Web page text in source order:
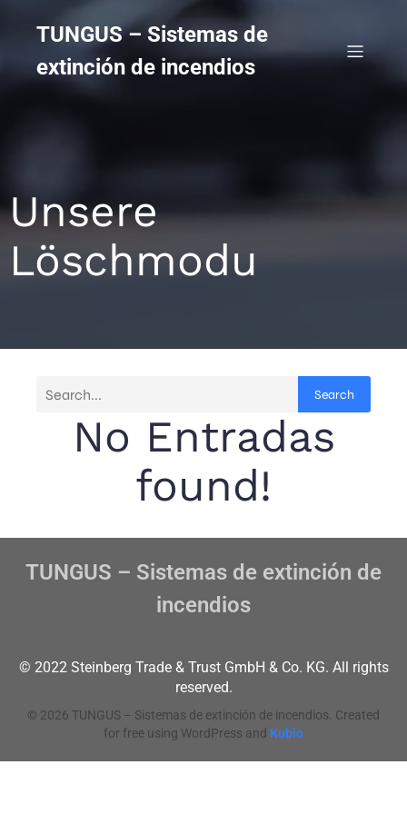
TUNGUS – Sistemas de
extinción de incendios
Unsere
Löschmodu
Search
No Entradas
found!
TUNGUS – Sistemas de extinción de
incendios
© 2022 Steinberg Trade & Trust GmbH & Co. KG. All rights
reserved.
© 2026 TUNGUS – Sistemas de extinción de incendios. Created
for free using WordPress and Kubio